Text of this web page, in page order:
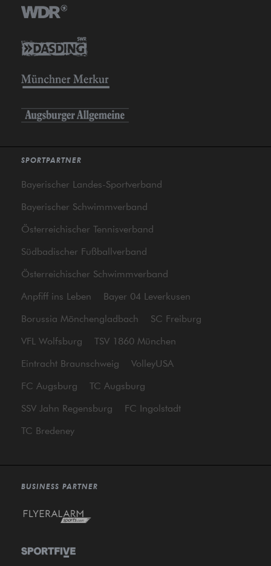
SPORTPARTNER
Bayerischer Landes-Sportverband
Bayerischer Schwimmverband
Österreichischer Tennisverband
Südbadischer Fußballverband
Österreichischer Schwimmverband
Anpfiff ins Leben
Bayer 04 Leverkusen
Borussia Mönchengladbach
SC Freiburg
VFL Wolfsburg
TSV 1860 München
Eintracht Braunschweig
VolleyUSA
FC Augsburg
TC Augsburg
SSV Jahn Regensburg
FC Ingolstadt
TC Bredeney
BUSINESS PARTNER